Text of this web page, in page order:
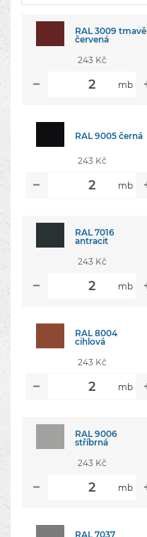
RAL 3009 tmavě
červená
243 Kč
mb
RAL 9005 černá
243 Kč
mb
RAL 7016
antracit
243 Kč
mb
RAL 8004
cihlová
243 Kč
mb
RAL 9006
stříbrná
243 Kč
mb
RAL 7037